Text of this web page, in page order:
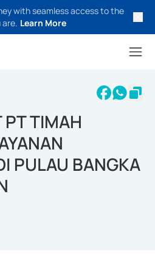
with seamless access to the
Learn More
PT TIMAH
PULAU BANGKA